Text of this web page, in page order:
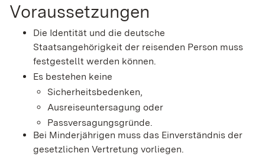
Voraussetzungen
Die Identität und die deutsche
Staatsangehörigkeit der reisenden Person muss
festgestellt werden können.
Es bestehen keine
Sicherheitsbedenken,
Ausreiseuntersagung oder
Passversagungsgründe.
Bei Minderjährigen muss das Einverständnis der
gesetzlichen Vertretung vorliegen.